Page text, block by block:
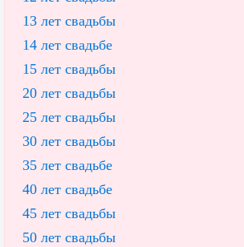
13 лет свадьбы
14 лет свадьбе
15 лет свадьбы
20 лет свадьбы
25 лет свадьбы
30 лет свадьбы
35 лет свадьбе
40 лет свадьбе
45 лет свадьбы
50 лет свадьбы